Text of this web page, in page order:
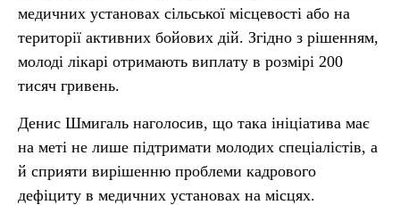
медичних установах сільської місцевості або на
території активних бойових дій. Згідно з рішенням,
молоді лікарі отримають виплату в розмірі 200
тисяч гривень.
Денис Шмигаль наголосив, що така ініціатива має
на меті не лише підтримати молодих спеціалістів, а
й сприяти вирішенню проблеми кадрового
дефіциту в медичних установах на місцях.